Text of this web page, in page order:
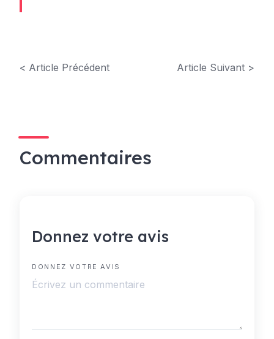
< Article Précédent Article Suivant >
Commentaires
Donnez votre avis
DONNEZ VOTRE AVIS